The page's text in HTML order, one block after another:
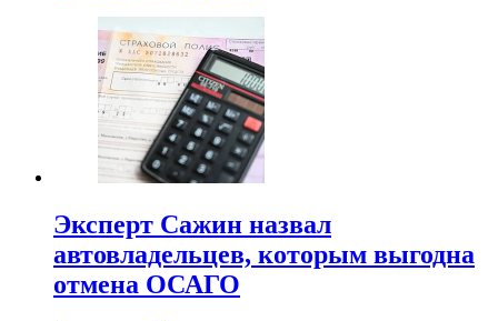
Эксперт Сажин назвал
автовладельцев, которым выгодна
отмена ОСАГО